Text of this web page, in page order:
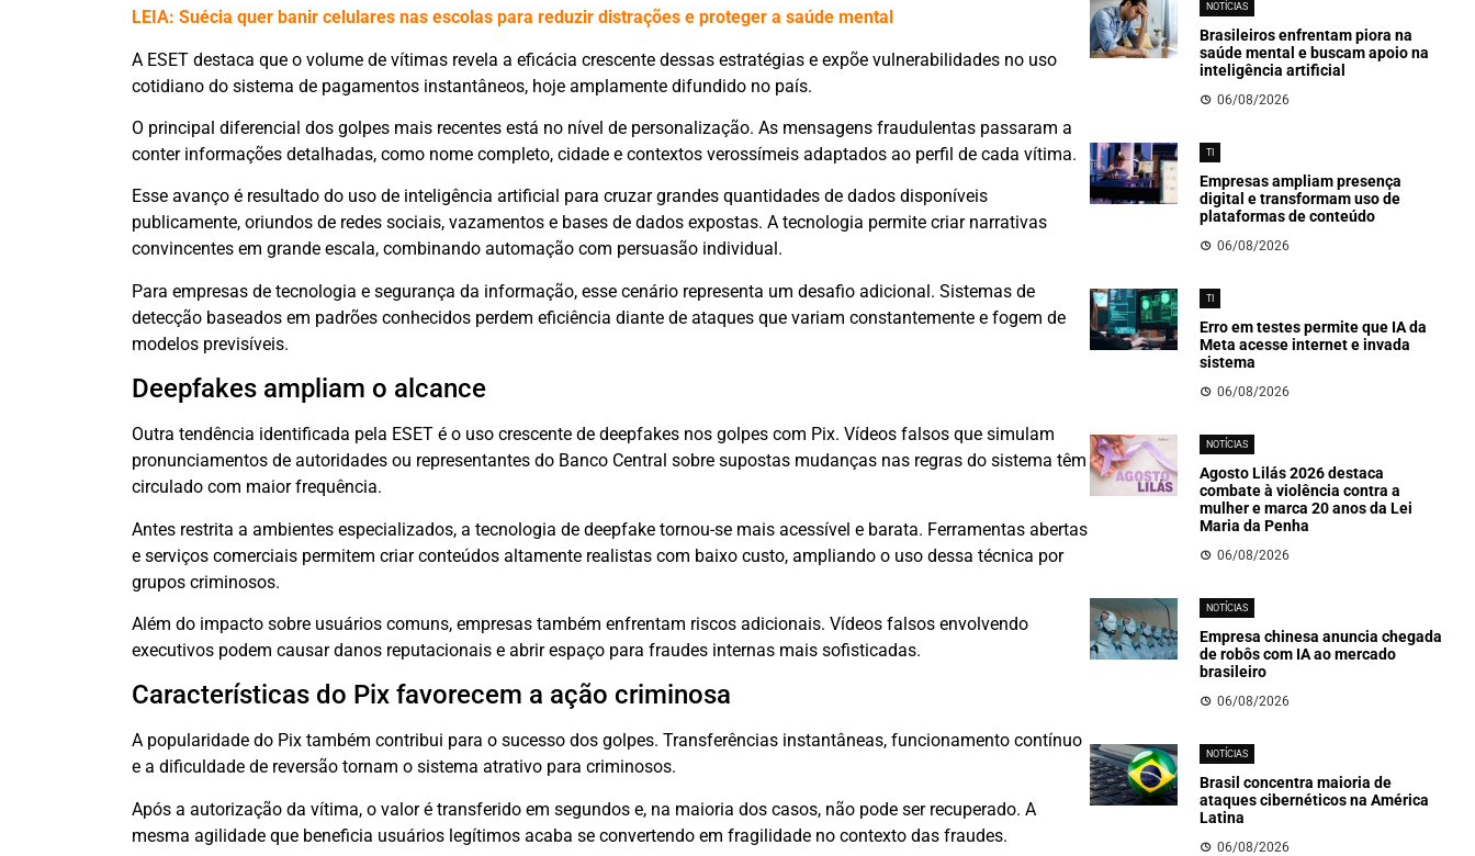
LEIA: Suécia quer banir celulares nas escolas para reduzir distrações e proteger a saúde mental
A ESET destaca que o volume de vítimas revela a eficácia crescente dessas estratégias e expõe vulnerabilidades no uso
cotidiano do sistema de pagamentos instantâneos, hoje amplamente difundido no país.
O principal diferencial dos golpes mais recentes está no nível de personalização. As mensagens fraudulentas passaram a
conter informações detalhadas, como nome completo, cidade e contextos verossímeis adaptados ao perfil de cada vítima.
Esse avanço é resultado do uso de inteligência artificial para cruzar grandes quantidades de dados disponíveis
publicamente, oriundos de redes sociais, vazamentos e bases de dados expostas. A tecnologia permite criar narrativas
convincentes em grande escala, combinando automação com persuasão individual.
Para empresas de tecnologia e segurança da informação, esse cenário representa um desafio adicional. Sistemas de
detecção baseados em padrões conhecidos perdem eficiência diante de ataques que variam constantemente e fogem de
modelos previsíveis.
Deepfakes ampliam o alcance
Outra tendência identificada pela ESET é o uso crescente de deepfakes nos golpes com Pix. Vídeos falsos que simulam
pronunciamentos de autoridades ou representantes do Banco Central sobre supostas mudanças nas regras do sistema têm
circulado com maior frequência.
Antes restrita a ambientes especializados, a tecnologia de deepfake tornou-se mais acessível e barata. Ferramentas abertas
e serviços comerciais permitem criar conteúdos altamente realistas com baixo custo, ampliando o uso dessa técnica por
grupos criminosos.
Além do impacto sobre usuários comuns, empresas também enfrentam riscos adicionais. Vídeos falsos envolvendo
executivos podem causar danos reputacionais e abrir espaço para fraudes internas mais sofisticadas.
Características do Pix favorecem a ação criminosa
A popularidade do Pix também contribui para o sucesso dos golpes. Transferências instantâneas, funcionamento contínuo
e a dificuldade de reversão tornam o sistema atrativo para criminosos.
Após a autorização da vítima, o valor é transferido em segundos e, na maioria dos casos, não pode ser recuperado. A
mesma agilidade que beneficia usuários legítimos acaba se convertendo em fragilidade no contexto das fraudes.
NOTÍCIAS
Brasileiros enfrentam piora na
saúde mental e buscam apoio na
inteligência artificial
06/08/2026
TI
Empresas ampliam presença
digital e transformam uso de
plataformas de conteúdo
06/08/2026
TI
Erro em testes permite que IA da
Meta acesse internet e invada
sistema
06/08/2026
NOTÍCIAS
Agosto Lilás 2026 destaca
combate à violência contra a
mulher e marca 20 anos da Lei
Maria da Penha
06/08/2026
NOTÍCIAS
Empresa chinesa anuncia chegada
de robôs com IA ao mercado
brasileiro
06/08/2026
NOTÍCIAS
Brasil concentra maioria de
ataques cibernéticos na América
Latina
06/08/2026